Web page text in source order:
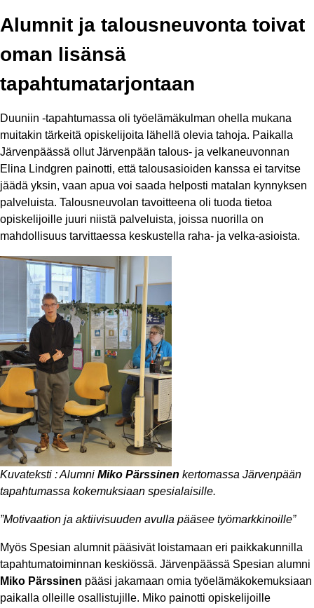
Alumnit ja talousneuvonta toivat
oman lisänsä
tapahtumatarjontaan
Duuniin -tapahtumassa oli työelämäkulman ohella mukana
muitakin tärkeitä opiskelijoita lähellä olevia tahoja. Paikalla
Järvenpäässä ollut Järvenpään talous- ja velkaneuvonnan
Elina Lindgren painotti, että talousasioiden kanssa ei tarvitse
jäädä yksin, vaan apua voi saada helposti matalan kynnyksen
palveluista. Talousneuvolan tavoitteena oli tuoda tietoa
opiskelijoille juuri niistä palveluista, joissa nuorilla on
mahdollisuus tarvittaessa keskustella raha- ja velka-asioista.
Kuvateksti : Alumni Miko Pärssinen kertomassa Järvenpään
tapahtumassa kokemuksiaan spesialaisille.
”Motivaation ja aktiivisuuden avulla pääsee työmarkkinoille”
Myös Spesian alumnit pääsivät loistamaan eri paikkakunnilla
tapahtumatoiminnan keskiössä. Järvenpäässä Spesian alumni
Miko Pärssinen pääsi jakamaan omia työelämäkokemuksiaan
paikalla olleille osallistujille. Miko painotti opiskelijoille